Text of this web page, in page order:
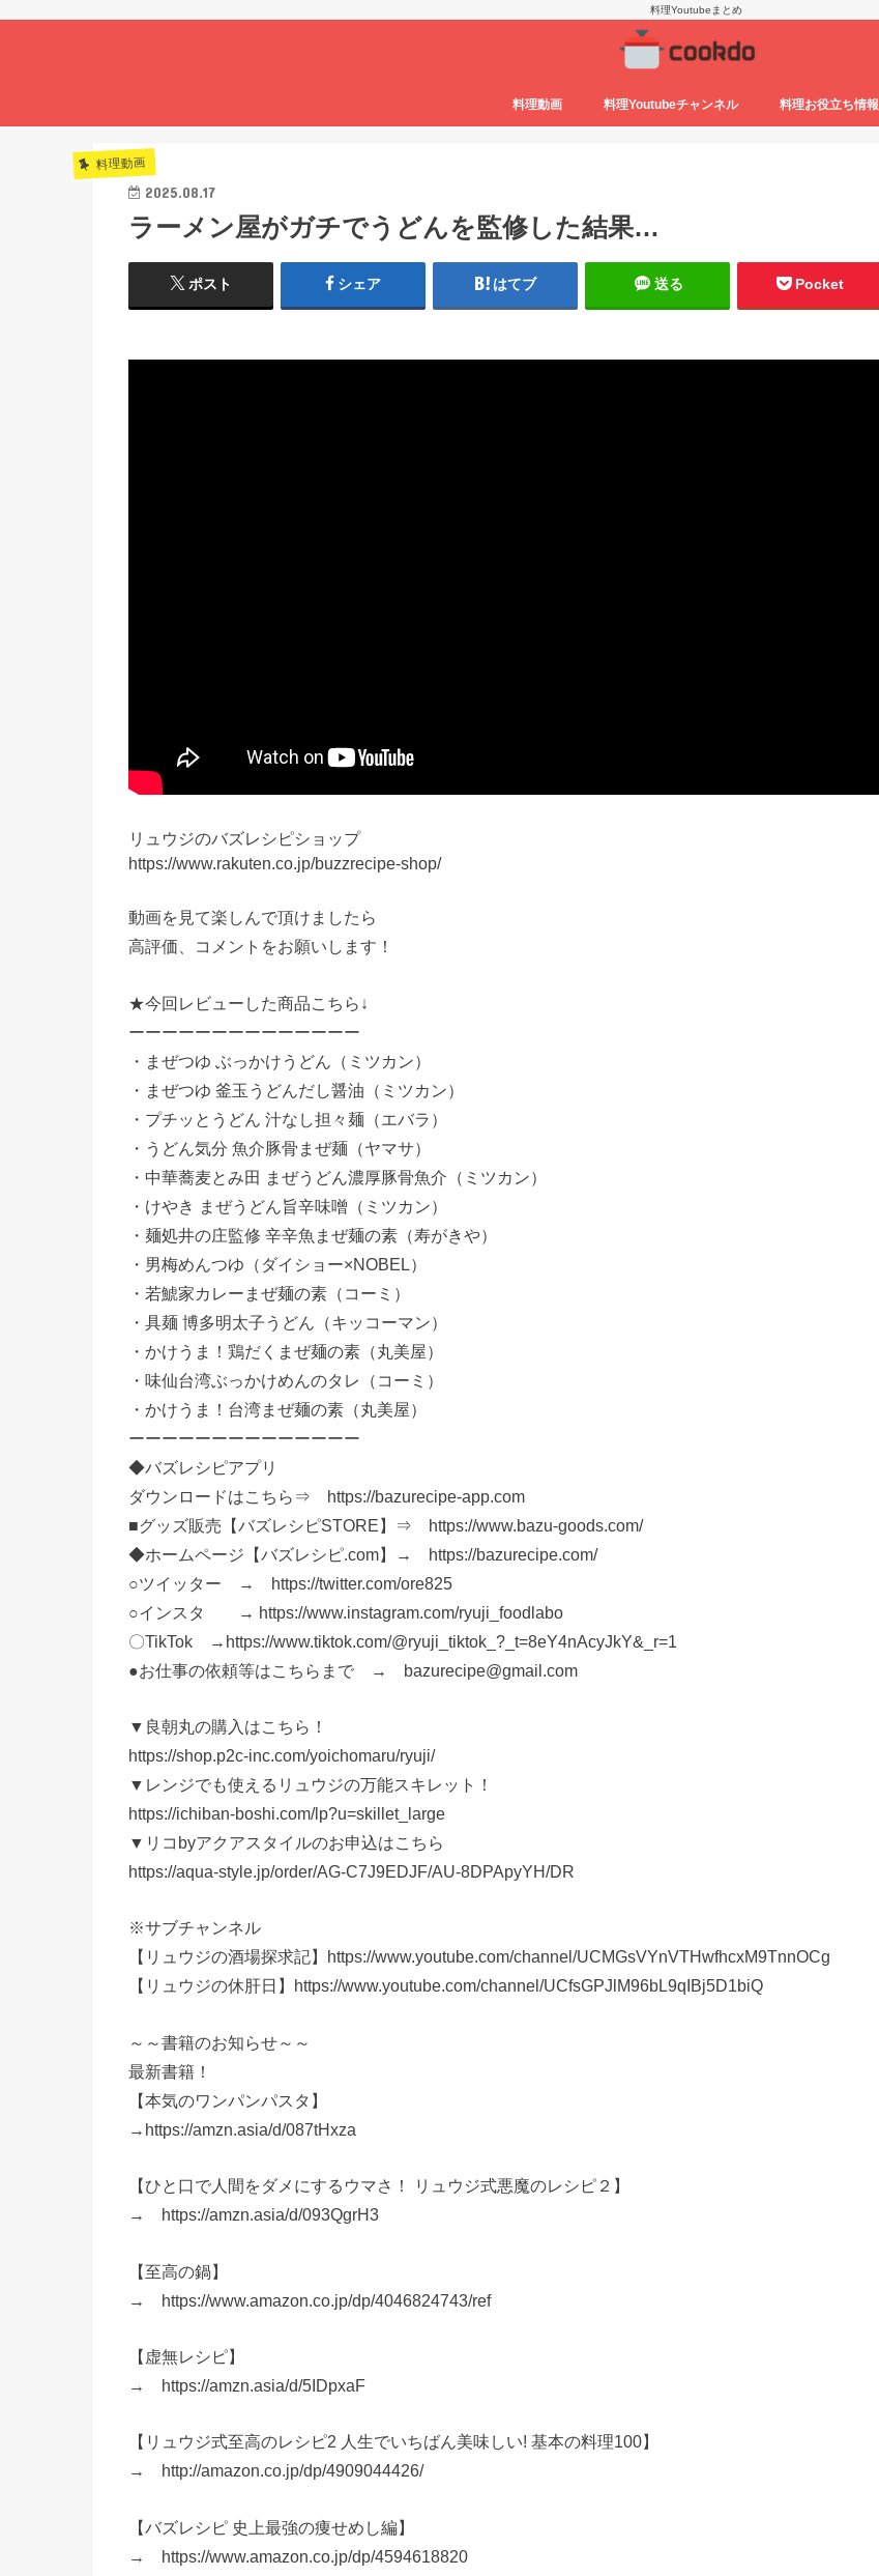
料理Youtubeまとめ
料理動画 料理Youtubeチャンネル 料理お役立ち情報
料理動画
2025.08.17
ラーメン屋がガチでうどんを監修した結果…
ポスト シェア はてブ 送る Pocket
リュウジのバズレシピショップ
https://www.rakuten.co.jp/buzzrecipe-shop/
動画を見て楽しんで頂けましたら
高評価、コメントをお願いします！
★今回レビューした商品こちら↓
ーーーーーーーーーーーーーー
・まぜつゆ ぶっかけうどん（ミツカン）
・まぜつゆ 釜玉うどんだし醤油（ミツカン）
・プチッとうどん 汁なし担々麺（エバラ）
・うどん気分 魚介豚骨まぜ麺（ヤマサ）
・中華蕎麦とみ田 まぜうどん濃厚豚骨魚介（ミツカン）
・けやき まぜうどん旨辛味噌（ミツカン）
・麺処井の庄監修 辛辛魚まぜ麺の素（寿がきや）
・男梅めんつゆ（ダイショー×NOBEL）
・若鯱家カレーまぜ麺の素（コーミ）
・具麺 博多明太子うどん（キッコーマン）
・かけうま！鶏だくまぜ麺の素（丸美屋）
・味仙台湾ぶっかけめんのタレ（コーミ）
・かけうま！台湾まぜ麺の素（丸美屋）
ーーーーーーーーーーーーーー
◆バズレシピアプリ
ダウンロードはこちら⇒ https://bazurecipe-app.com
■グッズ販売【バズレシピSTORE】⇒ https://www.bazu-goods.com/
◆ホームページ【バズレシピ.com】→ https://bazurecipe.com/
○ツイッター → https://twitter.com/ore825
○インスタ → https://www.instagram.com/ryuji_foodlabo
〇TikTok →https://www.tiktok.com/@ryuji_tiktok_?_t=8eY4nAcyJkY&_r=1
●お仕事の依頼等はこちらまで → bazurecipe@gmail.com
▼良朝丸の購入はこちら！
https://shop.p2c-inc.com/yoichomaru/ryuji/
▼レンジでも使えるリュウジの万能スキレット！
https://ichiban-boshi.com/lp?u=skillet_large
▼リコbyアクアスタイルのお申込はこちら
https://aqua-style.jp/order/AG-C7J9EDJF/AU-8DPApyYH/DR
※サブチャンネル
【リュウジの酒場探求記】https://www.youtube.com/channel/UCMGsVYnVTHwfhcxM9TnnOCg
【リュウジの休肝日】https://www.youtube.com/channel/UCfsGPJlM96bL9qIBj5D1biQ
～～書籍のお知らせ～～
最新書籍！
【本気のワンパンパスタ】
→https://amzn.asia/d/087tHxza
【ひと口で人間をダメにするウマさ！ リュウジ式悪魔のレシピ２】
→ https://amzn.asia/d/093QgrH3
【至高の鍋】
→ https://www.amazon.co.jp/dp/4046824743/ref
【虚無レシピ】
→ https://amzn.asia/d/5IDpxaF
【リュウジ式至高のレシピ2 人生でいちばん美味しい! 基本の料理100】
→ http://amazon.co.jp/dp/4909044426/
【バズレシピ 史上最強の痩せめし編】
→ https://www.amazon.co.jp/dp/4594618820